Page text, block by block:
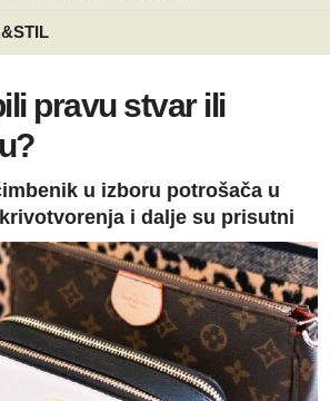
pravu stvar ili
u izboru potrošača u
i dalje su prisutni